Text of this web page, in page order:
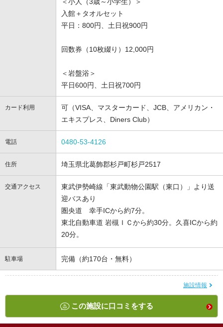
入館＋タオルセット
平日：800円、土日祝900円
回数券（10枚綴り）12,000円
＜岩盤浴＞
平日600円、土日祝700円
カード利用
可（VISA、マスターカード、JCB、アメリカン・
エキスプレス、Diners Club）
電話 0480-53-4126
住所 埼玉県北葛飾郡杉戸町杉戸2517
交通アクセス
東武伊勢崎線「東武動物公園駅（東口）」より送
迎バスあり
圏央道 幸手ICから約7分。
東北自動車道 岩槻ＩＣから約30分。久喜ICから約
20分。
駐車場 完備（約170台・無料）
施設情報
この施設に口コミをする